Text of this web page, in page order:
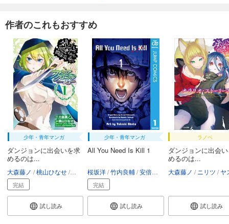
作者のこれもおすすめ
少年・青年マンガ
ダンジョンに出会いを求
めるのは...
大森藤ノ 桃山ひなせ ニリツ ヤスダスズヒト
完結
試し読み
少年・青年マンガ
All You Need Is Kill 1
桜坂洋 竹内良輔 安倍吉俊 小畑健
完結
試し読み
ラノベ
ダンジョンに出会
めるのは...
大森藤ノ ニリツ ヤスダス
試し読み